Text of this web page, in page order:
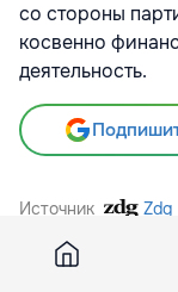
со стороны
косвенно
деятельность.
Источник Zdg